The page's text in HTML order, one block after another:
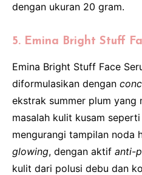
dengan ukuran 20 gram.
5. Emina Bright Stuff
Emina Bright Stuff Face
diformulasikan dengan
ekstrak summer plum yang
masalah kulit kusam
mengurangi tampilan noda
glowing, dengan aktif anti-
kulit dari polusi debu dan